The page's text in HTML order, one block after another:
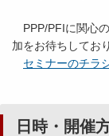
PPP/PFIに関心
加をお待ちしてお
セミナーのチラ
日時・開催